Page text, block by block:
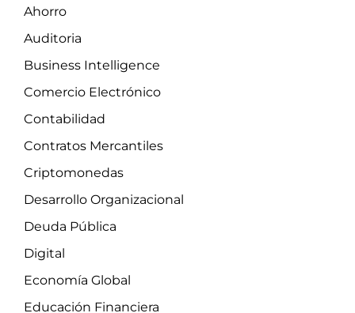
Ahorro
Auditoria
Business Intelligence
Comercio Electrónico
Contabilidad
Contratos Mercantiles
Criptomonedas
Desarrollo Organizacional
Deuda Pública
Digital
Economía Global
Educación Financiera